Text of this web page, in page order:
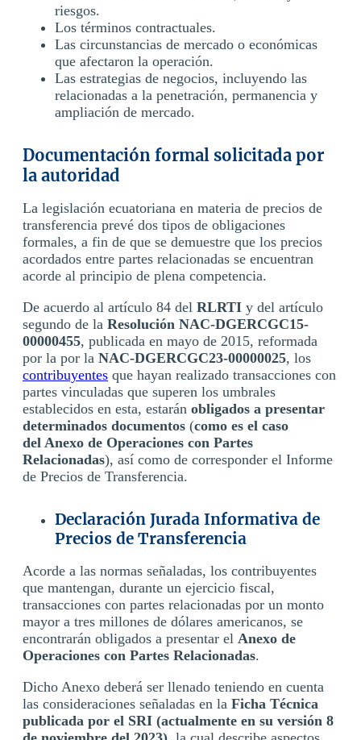
riesgos.
Los términos contractuales.
Las circunstancias de mercado o económicas
que afectaron la operación.
Las estrategias de negocios, incluyendo las
relacionadas a la penetración, permanencia y
ampliación de mercado.
Documentación formal solicitada por
la autoridad
La legislación ecuatoriana en materia de precios de
transferencia prevé dos tipos de obligaciones
formales, a fin de que se demuestre que los precios
acordados entre partes relacionadas se encuentran
acorde al principio de plena competencia.
De acuerdo al artículo 84 del RLRTI y del artículo
segundo de la Resolución NAC-DGERCGC15-
00000455, publicada en mayo de 2015, reformada
por la por la NAC-DGERCGC23-00000025, los
contribuyentes que hayan realizado transacciones con
partes vinculadas que superen los umbrales
establecidos en esta, estarán obligados a presentar
determinados documentos (como es el caso
del Anexo de Operaciones con Partes
Relacionadas), así como de corresponder el Informe
de Precios de Transferencia.
Declaración Jurada Informativa de
Precios de Transferencia
Acorde a las normas señaladas, los contribuyentes
que mantengan, durante un ejercicio fiscal,
transacciones con partes relacionadas por un monto
mayor a tres millones de dólares americanos, se
encontrarán obligados a presentar el Anexo de
Operaciones con Partes Relacionadas.
Dicho Anexo deberá ser llenado teniendo en cuenta
las consideraciones señaladas en la Ficha Técnica
publicada por el SRI (actualmente en su versión 8